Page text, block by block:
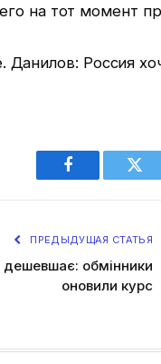
на тот момент
Данилов: Россия
Facebook
ПРЕДЫДУЩАЯ СТАТЬЯ
обмінники
оновили курс